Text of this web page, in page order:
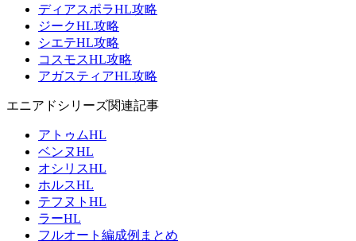
ディアスポラHL攻略
ジークHL攻略
シエテHL攻略
コスモスHL攻略
アガスティアHL攻略
エニアドシリーズ関連記事
アトゥムHL
ベンヌHL
オシリスHL
ホルスHL
テフヌトHL
ラーHL
フルオート編成例まとめ